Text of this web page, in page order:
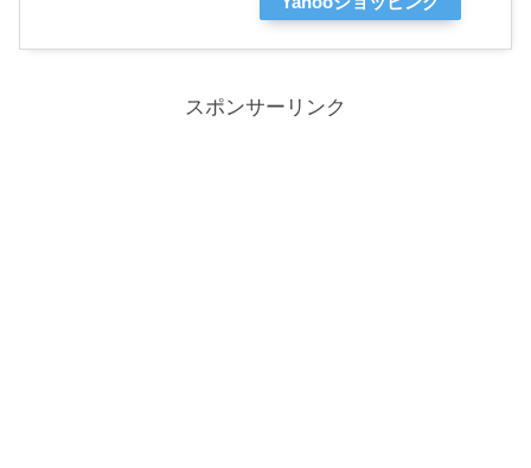
スポンサーリンク